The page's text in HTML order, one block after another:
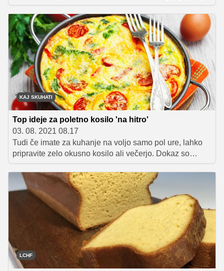
tudi vsestransko uporabna, saj jo lahko dodajamo v juhe
in enolončnice, solate, omake in zelenjavne jedi, iz nje
pa lahko pripravimo tudi okusne namaze. Da se
izognemo dolgotrajnemu namakanju in kuhanju, je
najbolje uporabiti kar konzervirano čičeriko. Tako lahko
hitro pripravimo številne okusne in tudi zdrave obroke,
primerne za vse dni v tednu. Predstavljamo vam izbor
naših najljubših jedi s čičeriko.
KAJ SKUHATI
Top ideje za poletno kosilo 'na hitro'
03. 08. 2021 08.17
Tudi če imate za kuhanje na voljo samo pol ure, lahko
pripravite zelo okusno kosilo ali večerjo. Dokaz so
spodnji recepti, v katerih boste zagotovo našli tudi
kakšno dobro idejo, kako se lahko na hiter in okusen
način znebite viška poletne zelenjave na vrtu.
LCHF